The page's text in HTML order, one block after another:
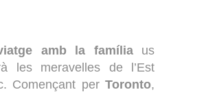
amb la famíliaus
les meravelles de l’Est
Començant per Toronto,